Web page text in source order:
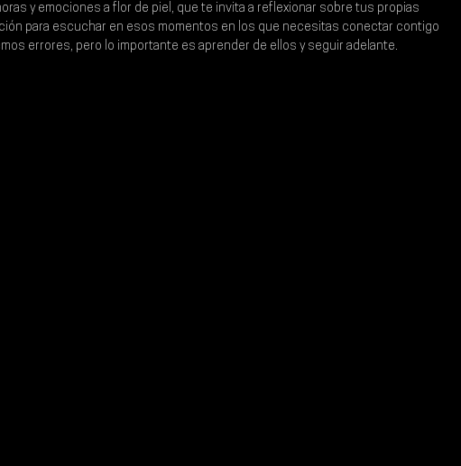
y emociones a flor de piel, que te invita a reflexionar sobre tus propias
para escuchar en esos momentos en los que necesitas conectar contigo
errores, pero lo importante es aprender de ellos y seguir adelante.